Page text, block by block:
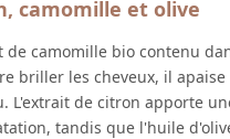
camomille et olive
de camomille bio contenu
briller les cheveux, il
L'extrait de citron apporte
tandis que l'huile